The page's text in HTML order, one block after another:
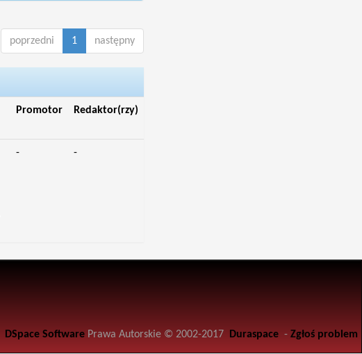
poprzedni 1 następny
Promotor Redaktor(rzy)
- -
DSpace Software Prawa Autorskie © 2002-2017 Duraspace - Zgłoś problem